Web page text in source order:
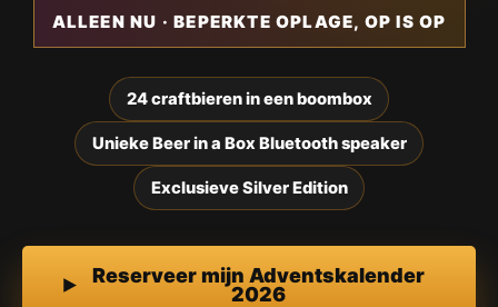
ALLEEN NU · BEPERKTE OPLAGE, OP IS OP
24 craftbieren in een boombox
Unieke Beer in a Box Bluetooth speaker
Exclusieve Silver Edition
Reserveer mijn Adventskalender
2026